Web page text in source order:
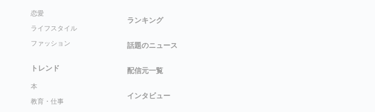
恋愛
ライフスタイル
ファッション
トレンド
本
教育・仕事
ランキング
話題のニュース
配信元一覧
インタビュー